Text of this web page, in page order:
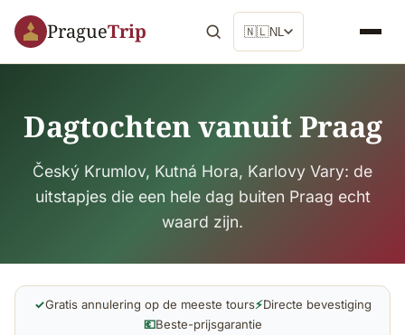
PragueTrip 🇳🇱NL
Dagtochten vanuit Praag
Český Krumlov, Kutná Hora, Karlovy Vary: de
uitstapjes die een hele dag buiten Praag echt
waard zijn.
✓Gratis annulering op de meeste tours⚡Directe bevestiging
💶Beste-prijsgarantie